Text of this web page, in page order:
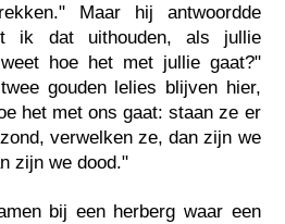
Maar hij antwoordde
ik dat uithouden, als jullie
hoe het met jullie gaat?"
gouden lelies blijven hier,
het met ons gaat: staan ze er
verwelken ze, dan zijn we
zijn we dood."
bij een herberg waar een